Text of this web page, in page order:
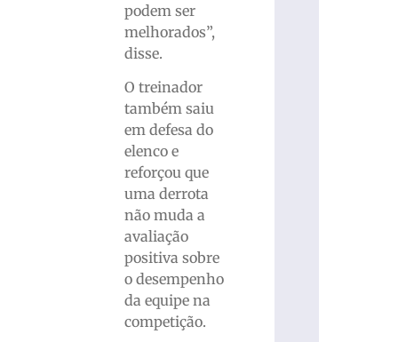
podem ser
melhorados”,
disse.
O treinador
também saiu
em defesa do
elenco e
reforçou que
uma derrota
não muda a
avaliação
positiva sobre
o desempenho
da equipe na
competição.